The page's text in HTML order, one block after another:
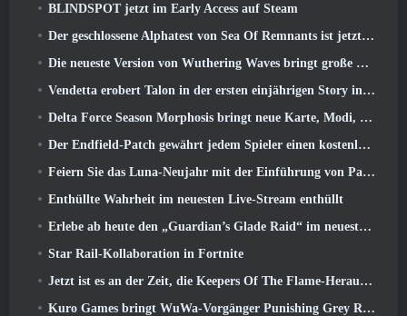
BLINDSPOT jetzt im Early Access auf Steam
Der geschlossene Alphatest von Sea Of Remnants ist jetzt live
Die neueste Version von Wuthering Waves bringt große Lore-Drops und QoL-Änderungen
Vendetta erobert Talon in der ersten einjährigen Story in Overwatch zurück (Keine „2“, Blizzard lässt das fallen)
Delta Force Season Morphosis bringt neue Karte, Modi, Und von Spielern gewünschte Verbesserungen
Der Endfield-Patch gewährt jedem Spieler einen kostenlosen Sechs-Sterne-Charakter seiner Wahl
Feiern Sie das Luna-Neujahr mit der Einführung von Palia’s Winter Wonder: Riffrocin‘ Neujahrs-Update
Enthüllte Wahrheit im neuesten Live-Stream enthüllt
Erlebe ab heute den „Guardian’s Glade Raid“ im neuesten Update von Guild Wars 2
Star Rail-Kollaboration in Fortnite
Jetzt ist es an der Zeit, die Keepers Of The Flame-Herausforderungen in Path of Exile während Legacy Of Phrecia zu meistern
Kuro Games bringt WuWa-Vorgänger Punishing Grey Raven auf Steam